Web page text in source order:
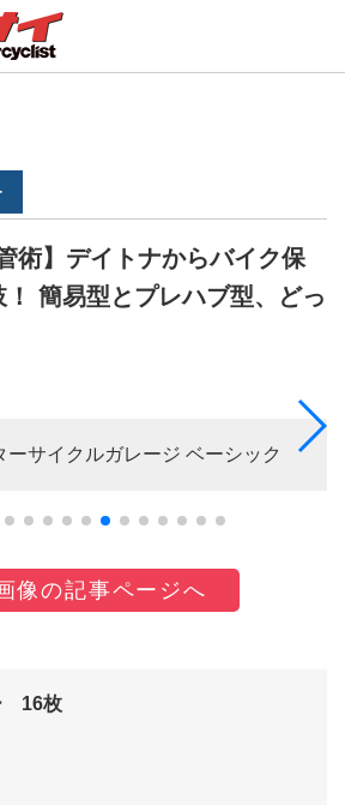
術】デイトナからバイク保
簡易型とプレハブ型、どっ
ーサイクルガレージ ベーシック
像の記事ページへ
16枚